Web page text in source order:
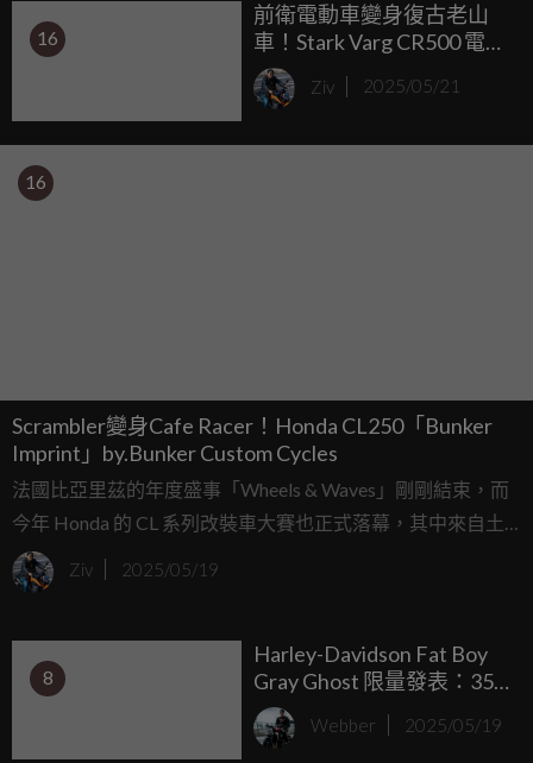
16
前衛電動車變身復古老山
車！Stark Varg CR500 電動
沙灘怪獸登場
Ziv 2025/05/21
16
Scrambler變身Cafe Racer！Honda CL250「Bunker
Imprint」by.Bunker Custom Cycles
法國比亞里茲的年度盛事「Wheels & Waves」剛剛結束，而
今年 Honda 的 CL 系列改裝車大賽也正式落幕，其中來自土
耳其 Bunker Custom Cycles 的 CL250 改裝車「Bunker
Imprint」以壓倒性優勢奪得冠軍，讓大家見識到 CL250 如何
Ziv 2025/05/19
8
Harley-Davidson Fat Boy
Gray Ghost 限量發表：35
週年致敬之作，PVD 鍍鉻
閃亮登場Webber 2025/05/19